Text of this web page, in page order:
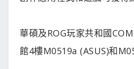
華碩及ROG玩家共和國
館4樓M0519a (ASUS)和